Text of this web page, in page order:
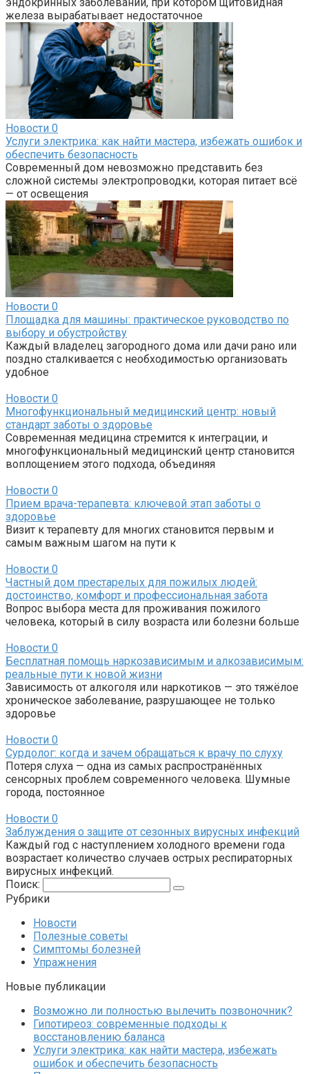
железа вырабатывает недостаточное
Новости 0
Услуги электрика: как найти мастера, избежать ошибок и
обеспечить безопасность
Современный дом невозможно представить без
сложной системы электропроводки, которая питает всё
— от освещения
Новости 0
Площадка для машины: практическое руководство по
выбору и обустройству
Каждый владелец загородного дома или дачи рано или
поздно сталкивается с необходимостью организовать
удобное
Новости 0
Многофункциональный медицинский центр: новый
стандарт заботы о здоровье
Современная медицина стремится к интеграции, и
многофункциональный медицинский центр становится
воплощением этого подхода, объединяя
Новости 0
Прием врача-терапевта: ключевой этап заботы о
здоровье
Визит к терапевту для многих становится первым и
самым важным шагом на пути к
Новости 0
Частный дом престарелых для пожилых людей:
достоинство, комфорт и профессиональная забота
Вопрос выбора места для проживания пожилого
человека, который в силу возраста или болезни больше
Новости 0
Бесплатная помощь наркозависимым и алкозависимым:
реальные пути к новой жизни
Зависимость от алкоголя или наркотиков — это тяжёлое
хроническое заболевание, разрушающее не только
здоровье
Новости 0
Сурдолог: когда и зачем обращаться к врачу по слуху
Потеря слуха — одна из самых распространённых
сенсорных проблем современного человека. Шумные
города, постоянное
Новости 0
Заблуждения о защите от сезонных вирусных инфекций
Каждый год с наступлением холодного времени года
возрастает количество случаев острых респираторных
вирусных инфекций.
Поиск:
Рубрики
Новости
Полезные советы
Симптомы болезней
Упражнения
Новые публикации
Возможно ли полностью вылечить позвоночник?
Гипотиреоз: современные подходы к
восстановлению баланса
Услуги электрика: как найти мастера, избежать
ошибок и обеспечить безопасность